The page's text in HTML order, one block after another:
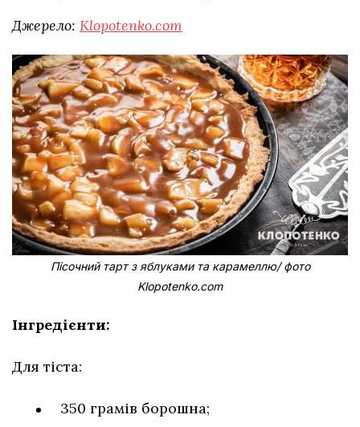
Джерело: Klopotenko.com
Пісочний тарт з яблуками та карамеллю/ фото
Klopotenko.com
Інгредієнти:
Для тіста:
350 грамів борошна;